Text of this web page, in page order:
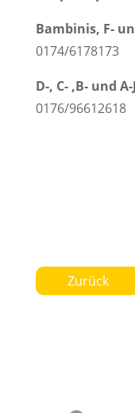
Bambinis, F-
0174/6178173
D-, C- ,B- und
0176/96612618
Zurück